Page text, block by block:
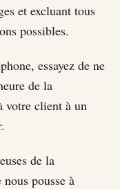
et excluant tous
possibles.
essayez de ne
de la
votre client à un
de la
pousse à